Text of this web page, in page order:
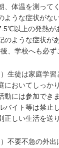
、体温を測って
ような症状がな
以上の発
のような症状が
、学校へも必ず
）生徒は家庭学習
においてしっか
動には参加でき
バイト等は禁止
正しい生活を送
）不要不急の外出